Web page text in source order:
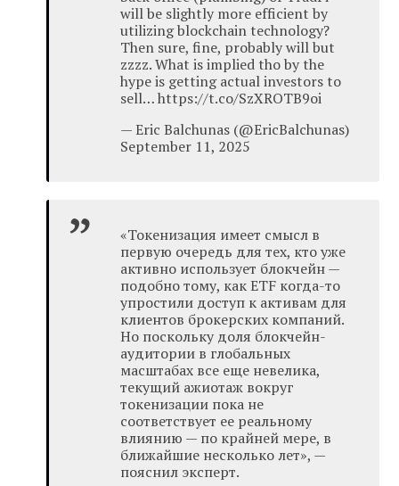
will be slightly more efficient by
utilizing blockchain technology?
Then sure, fine, probably will but
zzzz. What is implied tho by the
hype is getting actual investors to
sell… https://t.co/SzXROTB9oi
— Eric Balchunas (@EricBalchunas)
September 11, 2025
«Токенизация имеет смысл в
первую очередь для тех, кто уже
активно использует блокчейн —
подобно тому, как ETF когда-то
упростили доступ к активам для
клиентов брокерских компаний.
Но поскольку доля блокчейн-
аудитории в глобальных
масштабах все еще невелика,
текущий ажиотаж вокруг
токенизации пока не
соответствует ее реальному
влиянию — по крайней мере, в
ближайшие несколько лет», —
пояснил эксперт.